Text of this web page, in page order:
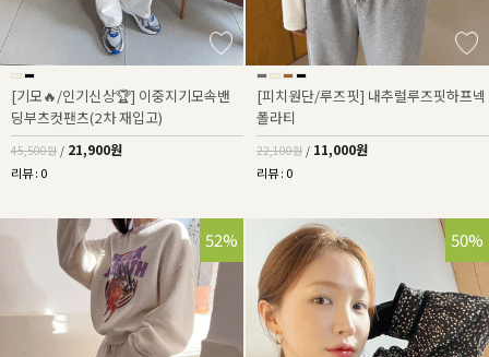
[기모🔥/인기신상🏆] 이중지기모속밴
딩부츠컷팬츠(2차 재입고)
45,500원 / 21,900원
리뷰 : 0
[피치원단/루즈핏] 내추럴루즈핏하프넥
폴라티
22,100원 / 11,000원
리뷰 : 0
52% 50%